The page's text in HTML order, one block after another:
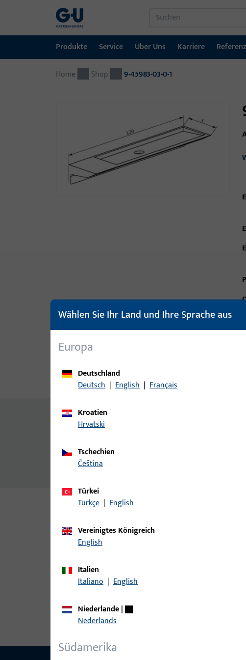
Produkte
Produkte
Automatische Eingangsysteme
Montagematerial
Service
Service
Über Uns
Über Uns
Karriere
Karriere
Referenzen
Kontakt
Home Shop 9-45983-03-0-1
Produktbeschreibung Technische
Inhalt
Zusatzinformationen
Verpackungseinheit 10 Stück
Zu diesem Produkt gibt es folgende Varianten:
Artikel
Wählen Sie Ihr Land und Ihre Sprache aus
Europa
Deutschland
Deutsch | English | Français
Kroatien
Hrvatski
Tschechien
čeština
Türkei
Türkçe | English
Vereinigtes Königreich
English
Italien
Italiano | English
Niederlande|
Nederlands
Südamerika